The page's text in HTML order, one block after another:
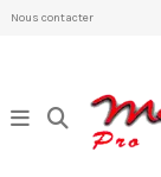
Nous contacter